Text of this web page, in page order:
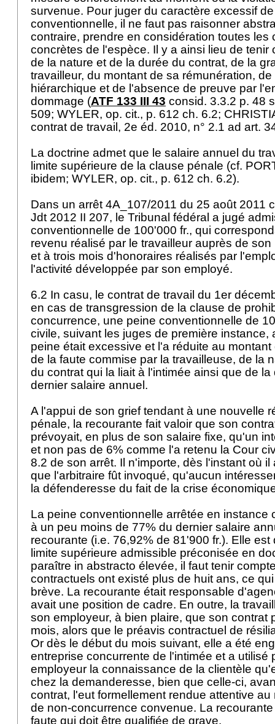
survenue. Pour juger du caractère excessif
conventionnelle, il ne faut pas raisonner
contraire, prendre en considération toutes les
concrètes de l'espèce. Il y a ainsi lieu de tenir
de la nature et de la durée du contrat, de la
travailleur, du montant de sa rémunération,
hiérarchique et de l'absence de preuve par
dommage (ATF 133 III 43 consid. 3.3.2 p. 48
509; WYLER, op. cit., p. 612 ch. 6.2;
contrat de travail, 2e éd. 2010, n° 2.1 ad art.
La doctrine admet que le salaire annuel du
limite supérieure de la clause pénale (cf.
ibidem; WYLER, op. cit., p. 612 ch. 6.2).
Dans un arrêt 4A_107/2011 du 25 août 2011
Jdt 2012 II 207, le Tribunal fédéral a jugé
conventionnelle de 100'000 fr., qui
revenu réalisé par le travailleur auprès de
et à trois mois d'honoraires réalisés par
l'activité développée par son employé.
6.2 In casu, le contrat de travail du 1er
en cas de transgression de la clause de
concurrence, une peine conventionnelle de
civile, suivant les juges de première instance,
peine était excessive et l'a réduite au
de la faute commise par la travailleuse, de la
du contrat qui la liait à l'intimée ainsi que de
dernier salaire annuel.
A l'appui de son grief tendant à une nouvelle
pénale, la recourante fait valoir que son
prévoyait, en plus de son salaire fixe, qu'un
et non pas de 6% comme l'a retenu la Cour
8.2 de son arrêt. Il n'importe, dès l'instant où
que l'arbitraire fût invoqué, qu'aucun
la défenderesse du fait de la crise
La peine conventionnelle arrêtée en instance
à un peu moins de 77% du dernier salaire
recourante (i.e. 76,92% de 81'900 fr.). Elle
limite supérieure admissible préconisée en
paraître in abstracto élevée, il faut tenir
contractuels ont existé plus de huit ans, ce
brève. La recourante était responsable
avait une position de cadre. En outre, la
son employeur, à bien plaire, que son contrat
mois, alors que le préavis contractuel de
Or dès le début du mois suivant, elle a été
entreprise concurrente de l'intimée et a utilisé
employeur la connaissance de la clientèle
chez la demanderesse, bien que celle-ci,
contrat, l'eut formellement rendue attentive
de non-concurrence convenue. La
faute qui doit être qualifiée de grave.